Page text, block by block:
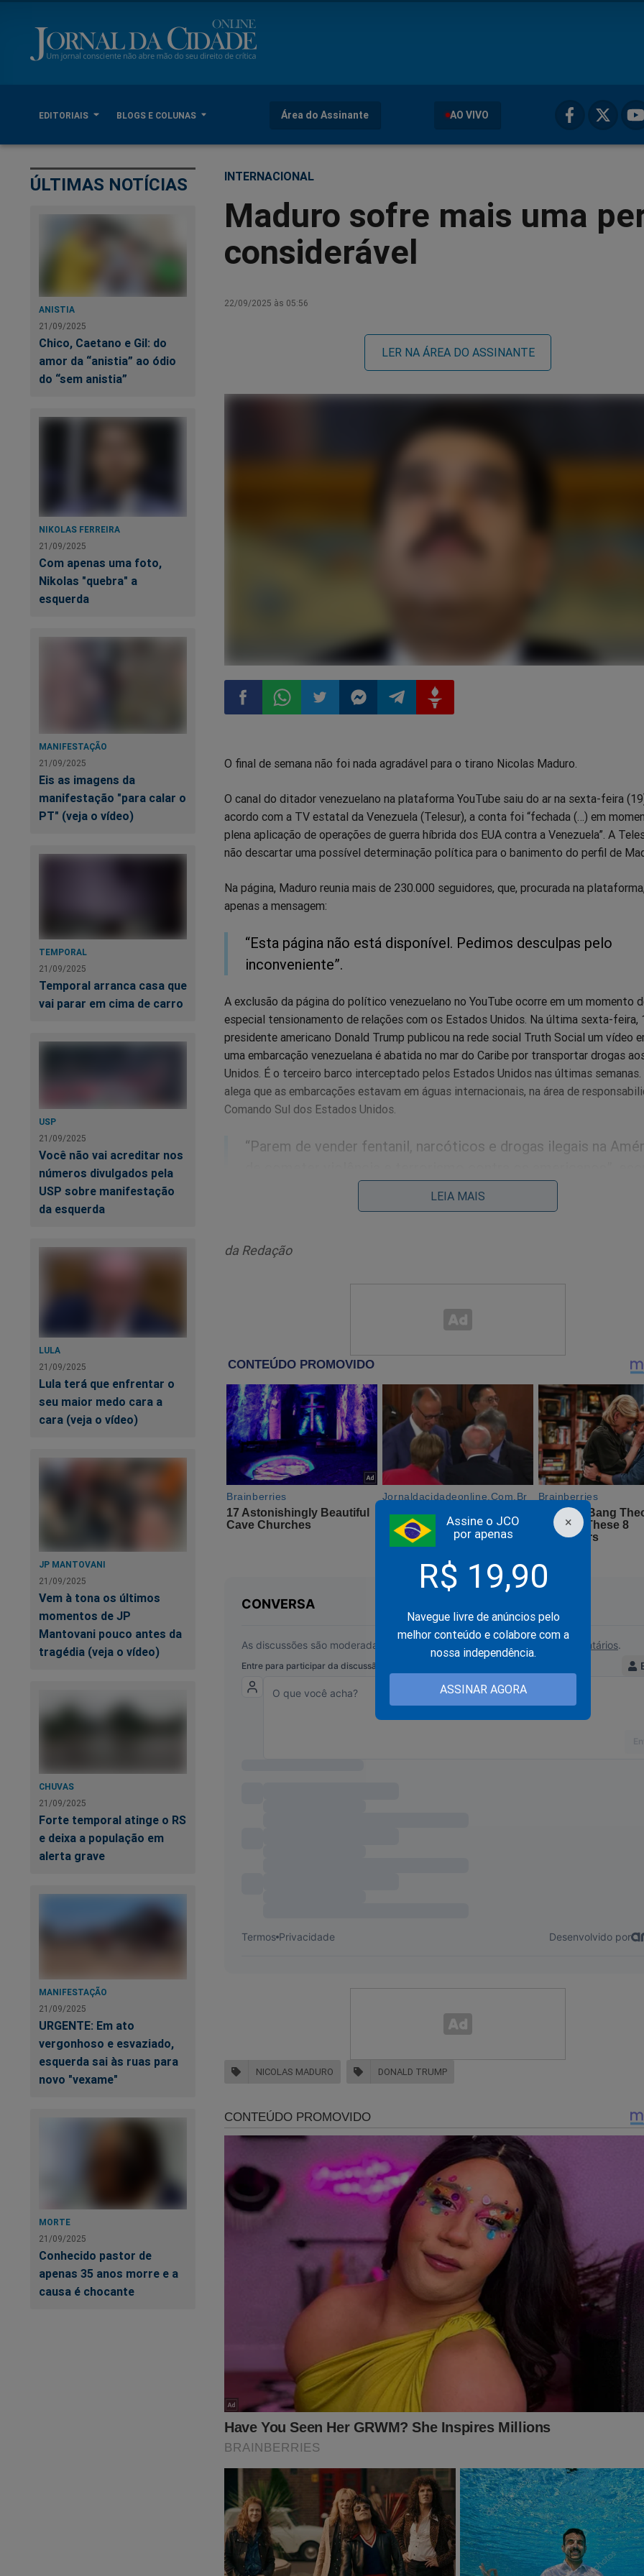
EDITORIAIS BLOGS E COLUNAS Área do Assinante AO VIVO
×
Assine o JCO
por apenas
R$ 19,90
Navegue livre de anúncios pelo
melhor conteúdo e colabore com a
nossa independência.
ASSINAR AGORA
ÚLTIMAS NOTÍCIAS
ANISTIA
21/09/2025
Chico, Caetano e Gil: do
amor da “anistia” ao ódio
do “sem anistia”
NIKOLAS FERREIRA
21/09/2025
Com apenas uma foto,
Nikolas "quebra" a
esquerda
MANIFESTAÇÃO
21/09/2025
Eis as imagens da
manifestação "para calar o
PT" (veja o vídeo)
TEMPORAL
21/09/2025
Temporal arranca casa que
vai parar em cima de carro
USP
21/09/2025
Você não vai acreditar nos
números divulgados pela
USP sobre manifestação
da esquerda
LULA
21/09/2025
Lula terá que enfrentar o
seu maior medo cara a
cara (veja o vídeo)
JP MANTOVANI
21/09/2025
Vem à tona os últimos
momentos de JP
Mantovani pouco antes da
tragédia (veja o vídeo)
CHUVAS
21/09/2025
Forte temporal atinge o RS
e deixa a população em
alerta grave
MANIFESTAÇÃO
21/09/2025
URGENTE: Em ato
vergonhoso e esvaziado,
esquerda sai às ruas para
novo "vexame"
MORTE
21/09/2025
Conhecido pastor de
apenas 35 anos morre e a
causa é chocante
INTERNACIONAL
Maduro sofre mais uma
considerável
22/09/2025 às 05:56
LER NA ÁREA DO ASSINANTE
no
Facebook
no
Whatsapp
no
Twitter
no
Messenger
no
Telegram
no
Gettr
O final de semana não foi nada agradável para o tirano Nicolas Maduro.
O canal do ditador venezuelano na plataforma YouTube saiu do ar na sexta-feira
acordo com a TV estatal da Venezuela (Telesur), a conta foi “fechada (…) em
plena aplicação de operações de guerra híbrida dos EUA contra a Venezuela”. A
não descartar uma possível determinação política para o banimento do perfil de
Na página, Maduro reunia mais de 230.000 seguidores, que, procurada na
apenas a mensagem:
“Esta página não está disponível. Pedimos desculpas pelo
inconveniente”.
A exclusão da página do político venezuelano no YouTube ocorre em um momento
especial tensionamento de relações com os Estados Unidos. Na última sexta-feira,
presidente americano Donald Trump publicou na rede social Truth Social um vídeo
uma embarcação venezuelana é abatida no mar do Caribe por transportar drogas
Unidos. É o terceiro barco interceptado pelos Estados Unidos nas últimas semanas.
alega que as embarcações estavam em águas internacionais, na área de
Comando Sul dos Estados Unidos.
“Parem de vender fentanil, narcóticos e drogas ilegais na
Com apenas uma foto, Nikolas "quebra" a esquerda
Eis as imagens da manifestação "para calar o PT" (veja o
LEIA MAIS
da Redação
NICOLAS MADURO DONALD TRUMP